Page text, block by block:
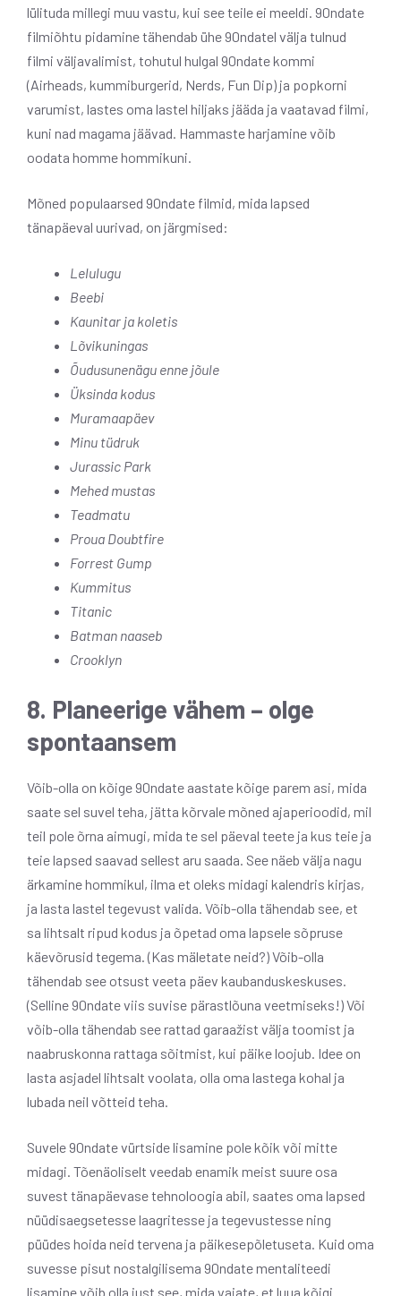
lülituda millegi muu vastu, kui see teile ei meeldi. 90ndate
filmiõhtu pidamine tähendab ühe 90ndatel välja tulnud
filmi väljavalimist, tohutul hulgal 90ndate kommi
(Airheads, kummiburgerid, Nerds, Fun Dip) ja popkorni
varumist, lastes oma lastel hiljaks jääda ja vaatavad filmi,
kuni nad magama jäävad. Hammaste harjamine võib
oodata homme hommikuni.
Mõned populaarsed 90ndate filmid, mida lapsed
tänapäeval uurivad, on järgmised:
Lelulugu
Beebi
Kaunitar ja koletis
Lõvikuningas
Õudusunenägu enne jõule
Üksinda kodus
Muramaapäev
Minu tüdruk
Jurassic Park
Mehed mustas
Teadmatu
Proua Doubtfire
Forrest Gump
Kummitus
Titanic
Batman naaseb
Crooklyn
8. Planeerige vähem – olge
spontaansem
Võib-olla on kõige 90ndate aastate kõige parem asi, mida
saate sel suvel teha, jätta kõrvale mõned ajaperioodid, mil
teil pole õrna aimugi, mida te sel päeval teete ja kus teie ja
teie lapsed saavad sellest aru saada. See näeb välja nagu
ärkamine hommikul, ilma et oleks midagi kalendris kirjas,
ja lasta lastel tegevust valida. Võib-olla tähendab see, et
sa lihtsalt ripud kodus ja õpetad oma lapsele sõpruse
käevõrusid tegema. (Kas mäletate neid?) Võib-olla
tähendab see otsust veeta päev kaubanduskeskuses.
(Selline 90ndate viis suvise pärastlõuna veetmiseks!) Või
võib-olla tähendab see rattad garaažist välja toomist ja
naabruskonna rattaga sõitmist, kui päike loojub. Idee on
lasta asjadel lihtsalt voolata, olla oma lastega kohal ja
lubada neil võtteid teha.
Suvele 90ndate vürtside lisamine pole kõik või mitte
midagi. Tõenäoliselt veedab enamik meist suure osa
suvest tänapäevase tehnoloogia abil, saates oma lapsed
nüüdisaegsetesse laagritesse ja tegevustesse ning
püüdes hoida neid tervena ja päikesepõletuseta. Kuid oma
suvesse pisut nostalgilisema 90ndate mentaliteedi
lisamine võib olla just see, mida vajate, et luua kõigi